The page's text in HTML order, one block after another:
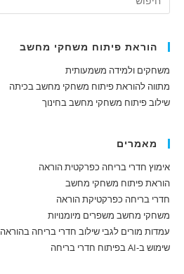
הוראת פיתוח משחקי מחשב
משחקים ולמידה משמעותית
מתווה להוראת פיתוח משחקי מחשב בכיתה
שילוב פיתוח משחקי מחשב בחינוך
מאמרים
אימוץ חדרי בריחה כפרקטית הוראה
הוראת פיתוח משחקי מחשב
חדרי בריחה כפרקטיקת הוראה
משחקי מחשב משפרים מיומנויות
עמדות מורים לגבי שילוב חדרי בריחה בהוראה
שימוש ב-AI בפיתוח חדרי בריחה